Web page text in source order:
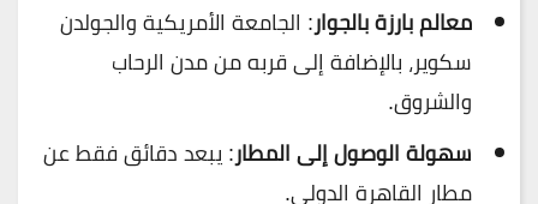
معالم بارزة بالجوار: الجامعة الأمريكية والجولدن
سكوير، بالإضافة إلى قربه من مدن الرحاب
والشروق.
سهولة الوصول إلى المطار: يبعد دقائق فقط عن
مطار القاهرة الدولي.